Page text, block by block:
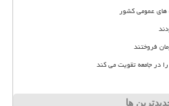
های عمومی کشور
در جامعه تقویت می کند
ها